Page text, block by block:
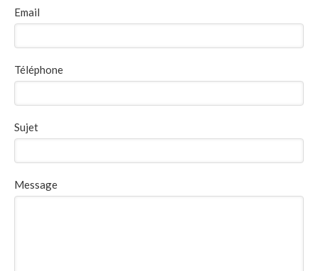
Email
Téléphone
Sujet
Message